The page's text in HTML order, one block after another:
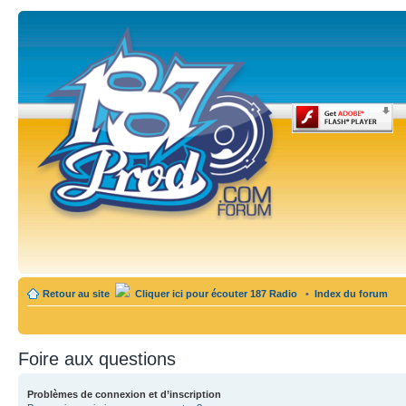
Retour au site Cliquer ici pour écouter 187 Radio • Index du forum
Foire aux questions
Problèmes de connexion et d’inscription